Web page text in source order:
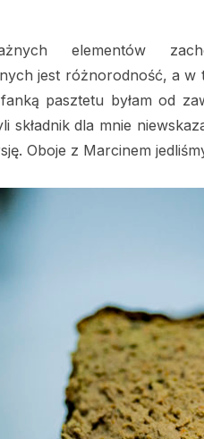
elementów
jest różnorodność, a
fanką pasztetu byłam od
składnik dla mnie
Oboje z Marcinem